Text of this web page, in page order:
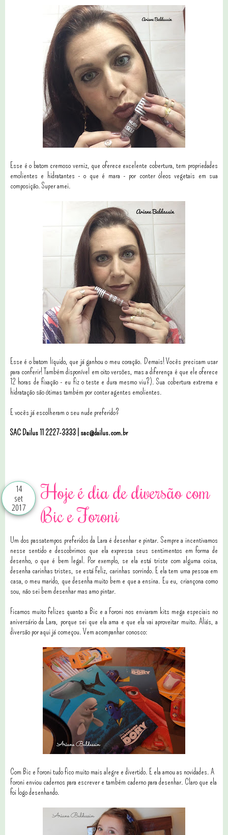
Esse é o batom cremoso verniz, que oferece excelente cobertura, tem propriedades
emolientes e hidratantes - o que é mara - por conter óleos vegetais em sua
composição. Super amei.
Esse é o batom líquido, que já ganhou o meu coração. Demais! Vocês precisam usar
para conferir! Também disponível em oito versões, mas a diferença é que ele oferece
12 horas de fixação - eu fiz o teste e dura mesmo viu?). Sua cobertura extrema e
hidratação são ótimas também por conter agentes emolientes.
E vocês já escolheram o seu nude preferido?
SAC Dailus 11 2227-3333 | sac@dailus.com.br
14
set
2017
Hoje é dia de diversão com
Bic e Foroni
Um dos passatempos preferidos da Lara é desenhar e pintar. Sempre a incentivamos
nesse sentido e descobrimos que ela expressa seus sentimentos em forma de
desenho, o que é bem legal. Por exemplo, se ela está triste com alguma coisa,
desenha carinhas tristes, se está feliz, carinhas sorrindo. E ela tem uma pessoa em
casa, o meu marido, que desenha muito bem e que a ensina. Eu eu, criançona como
sou, não sei bem desenhar mas amo pintar.
Ficamos muito felizes quanto a Bic e a Foroni nos enviaram kits mega especiais no
aniversário da Lara, porque sei que ela ama e que ela vai aproveitar muito. Aliás, a
diversão por aqui já começou. Vem acompanhar conosco:
Com Bic e Foroni tudo fico muito mais alegre e divertido. E ela amou as novidades. A
Foroni enviou cadernos para escrever e também caderno para desenhar. Claro que ela
foi logo desenhando.